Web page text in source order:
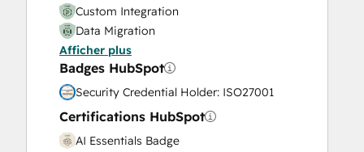
Custom Integration
Data Migration
Onboarding
Service Implementation
Solutions Architecture Design
Afficher plus
Badges HubSpot
Security Credential Holder: ISO27001
Certifications HubSpot
AI Essentials Badge